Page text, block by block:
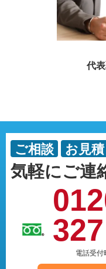
代
ご相談 お見積
気軽にご連
327
電話受付